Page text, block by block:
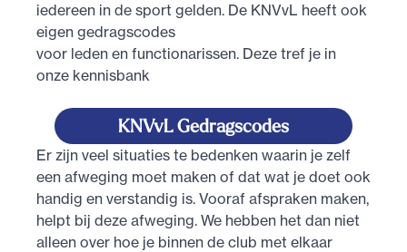
iedereen in de sport gelden. De KNVvL heeft ook
eigen gedragscodes
voor leden en functionarissen. Deze tref je in
onze kennisbank
KNVvL Gedragscodes
Er zijn veel situaties te bedenken waarin je zelf
een afweging moet maken of dat wat je doet ook
handig en verstandig is. Vooraf afspraken maken,
helpt bij deze afweging. We hebben het dan niet
alleen over hoe je binnen de club met elkaar